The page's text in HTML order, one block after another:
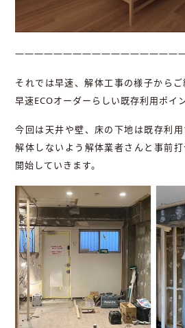
それでは早速、解体工事の様子からご
早速ECOオーダーらしい既存利用ポイ
今回は天井や壁、床の下地は既存利
解体しないよう解体業者さんと事前
開始していきます。